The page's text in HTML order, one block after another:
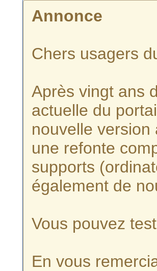
Annonce
Chers usagers
Après vingt ans
actuelle du
nouvelle version
une refonte
supports
également de
Vous pouvez
En vous